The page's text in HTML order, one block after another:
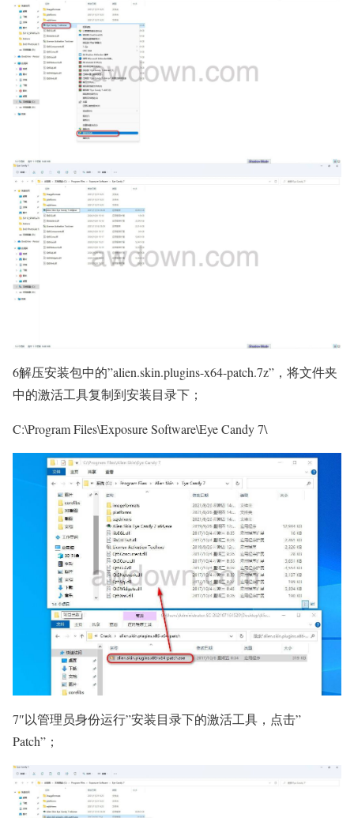
6解压安装包中的”alien.skin.plugins-x64-patch.7z”，将文件夹
中的激活工具复制到安装目录下；
C:\Program Files\Exposure Software\Eye Candy 7\
7″以管理员身份运行”安装目录下的激活工具，点击”
Patch”；